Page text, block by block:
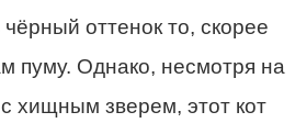
оттенок то, скорее
пуму. Однако, несмотря на
хищным зверем, этот кот